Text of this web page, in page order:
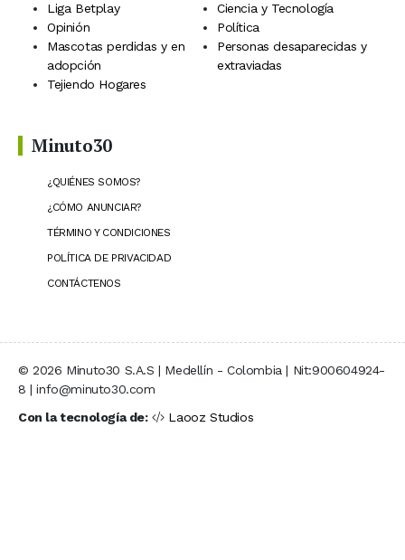
Liga Betplay
Ciencia y Tecnología
Opinión
Política
Mascotas perdidas y en
adopción
Personas desaparecidas y
extraviadas
Tejiendo Hogares
Minuto30
¿QUIÉNES SOMOS?
¿CÓMO ANUNCIAR?
TÉRMINO Y CONDICIONES
POLÍTICA DE PRIVACIDAD
CONTÁCTENOS
© 2026 Minuto30 S.A.S | Medellín - Colombia | Nit:900604924-
8 | info@minuto30.com
Con la tecnología de:
Laooz Studios